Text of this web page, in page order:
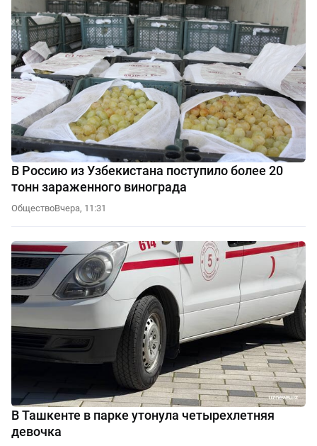
В Россию из Узбекистана поступило более 20
тонн зараженного винограда
ОбществоВчера, 11:31
В Ташкенте в парке утонула четырехлетняя
девочка